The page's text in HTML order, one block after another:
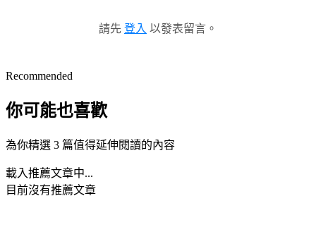
請先 登入 以發表留言。
Recommended
你可能也喜歡
為你精選 3 篇值得延伸閱讀的內容
載入推薦文章中...
目前沒有推薦文章